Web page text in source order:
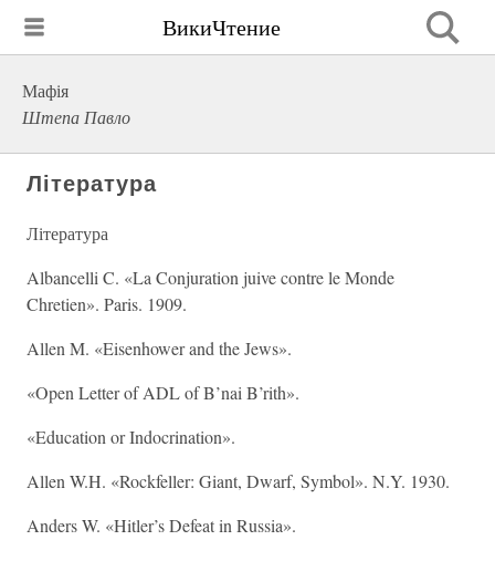
ВикиЧтение
Мафія
Штепа Павло
Література
Література
Albancelli C. «La Conjuration juive contre le Monde
Chretien». Paris. 1909.
Allen M. «Eisenhower and the Jews».
«Open Letter of ADL of B’nai B’rith».
«Education or Indocrination».
Allen W.H. «Rockfeller: Giant, Dwarf, Symbol». N.Y. 1930.
Anders W. «Hitler’s Defeat in Russia».